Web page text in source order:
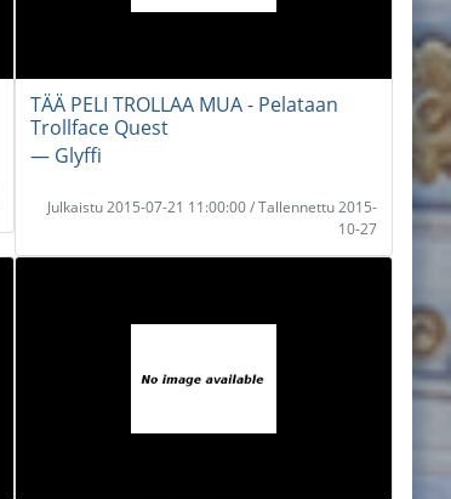
TÄÄ PELI TROLLAA MUA - Pelataan
Trollface Quest
― Glyffi
Julkaistu 2015-07-21 11:00:00 / Tallennettu 2015-
10-27